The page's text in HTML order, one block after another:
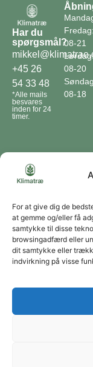
For at give dig de
at gemme og/eller få
samtykke til disse
browsingadfærd eller
dit samtykke eller
indvirkning på visse
Har du
spørgsmål?
+45 26
54 33 48
*Alle mails
besvares
inden for 24
timer.
Fredag:
08-21
08-20
08-18
Forbliv
Du kan til enhver tid
at modtage dine